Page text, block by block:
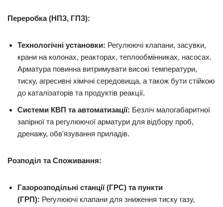
Переробка (НПЗ, ГПЗ):
Технологічні установки: Регулюючі клапани, засувки,
крани на колонах, реакторах, теплообмінниках, насосах.
Арматура повинна витримувати високі температури,
тиску, агресивні хімічні середовища, а також бути стійкою
до каталізаторів та продуктів реакції.
Системи КВП та автоматизації: Безліч малогабаритної
запірної та регулюючої арматури для відбору проб,
дренажу, обв'язування приладів.
Розподіл та Споживання:
Газорозподільні станції (ГРС) та пункти
(ГРП): Регулюючі клапани для зниження тиску газу,